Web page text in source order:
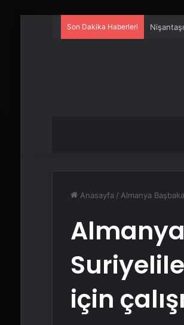
Son Dakika Haberleri Artı
Anasayfa / Almanya
Almanya
için